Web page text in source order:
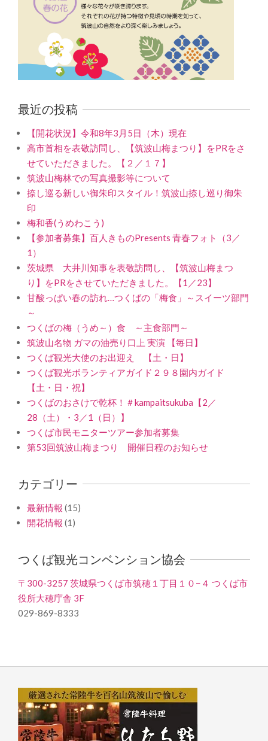
最近の投稿
【開花状況】令和8年3月5日（木）現在
高市首相を表敬訪問し、【筑波山梅まつり】をPRをさ
せていただきました。【２／１７】
筑波山梅林での写真撮影等について
捺し巡る新しい御朱印スタイル！筑波山捺し巡り御朱
印
梅和香(うめわこう)
【参加者募集】百人きものPresents 青春フォト（3／
1）
茨城県 大井川知事を表敬訪問し、【筑波山梅まつ
り】をPRをさせていただきました。【1／23】
甘酸っぱい春の訪れ…つくばの「梅食」～スイーツ部門
～
つくばの梅（うめ～）食 ～主食部門～
筑波山名物 ガマの油売り口上 実演 【毎日】
つくば観光大使のお出迎え 【土・日】
つくば観光ボランティアガイド２９８園内ガイド
【土・日・祝】
つくばのおさけで乾杯！＃kampaitsukuba【2／
28（土）・3／1（日）】
つくば市民モニターツアー参加者募集
第53回筑波山梅まつり 開催日程のお知らせ
カテゴリー
最新情報 (15)
開花情報 (1)
つくば観光コンベンション協会
〒300-3257 茨城県つくば市筑穂１丁目１０−４ つくば市
役所大穂庁舎 3F
029-869-8333